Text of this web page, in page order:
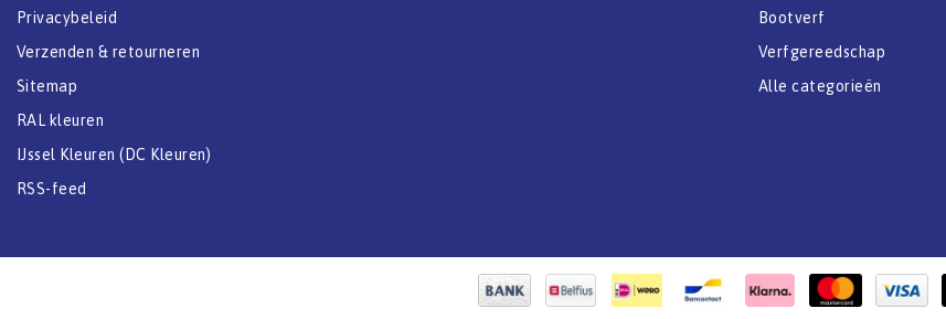
Privacybeleid
Verzenden & retourneren
Sitemap
RAL kleuren
IJssel Kleuren (DC Kleuren)
RSS-feed
Bootverf
Verfgereedschap
Alle categorieën